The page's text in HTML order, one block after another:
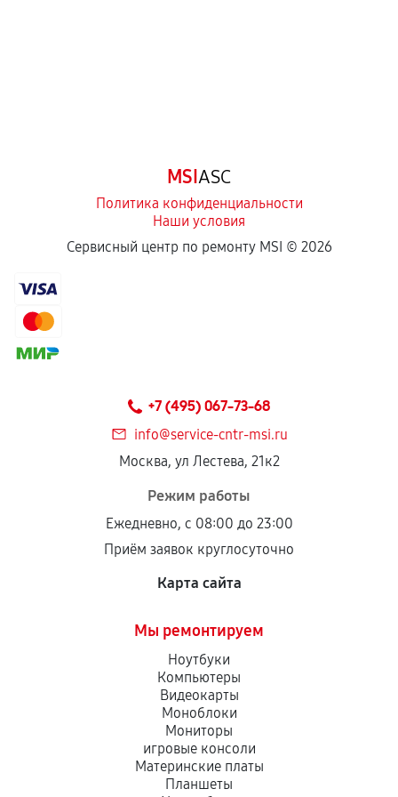
отдельных условиях.
Если комплектующие куплены
сохраняться полностью или частично, если
соблюдены следующие условия:
При этом гарантия на сами комплектующие
продавца. За качество сторонних деталей
сервисный центр ответственности не несет.
MSIASC
Политика конфиденциальности
Наши условия
Сервисный центр по ремонту MSI © 2026
+7 (495) 067-73-68
info@service-cntr-msi.ru
Москва, ул Лестева, 21к2
Режим работы
Ежедневно, с 08:00 до 23:00
Приём заявок круглосуточно
Карта сайта
Мы ремонтируем
Ноутбуки
Компьютеры
Видеокарты
Моноблоки
Мониторы
игровые консоли
Материнские платы
Планшеты